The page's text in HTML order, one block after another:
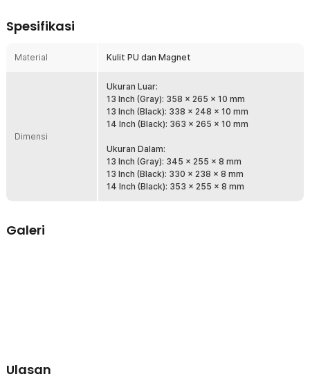
memastikan laptop Anda selalu terlihat rapi dan aman saat dibawa
Penutup Magnetik Praktis dan Aman
tetap terjaga tanpa risiko terbuka secara tidak sengaja. Magnet
yang kuat namun mudah digunakan membuat Anda dapat membuka
dan menutup case dengan satu gerakan, memberikan kenyamanan
ekstra setiap kali digunakan.
Cocok untuk Laptop 13 dan 14 Inch
Hadir dalam dua varian ukuran, sleeve case ini dirancang pas untuk
melindungi laptop ukuran 13 Inch atau 14 Inch. Desain slim-fit
membuatnya mudah dimasukkan ke dalam tas kerja atau ransel
Dengan desain yang ramping dan bobot yang ringan, sleeve ini
Spesifikasi
Material Kulit PU dan Magnet
Dimensi
Ukuran Luar:
13 Inch (Gray): 358 x 265 x 10 mm
13 Inch (Black): 338 x 248 x 10 mm
14 Inch (Black): 363 x 265 x 10 mm
Ukuran Dalam:
13 Inch (Gray): 345 x 255 x 8 mm
13 Inch (Black): 330 x 238 x 8 mm
14 Inch (Black): 353 x 255 x 8 mm
Galeri
Ulasan